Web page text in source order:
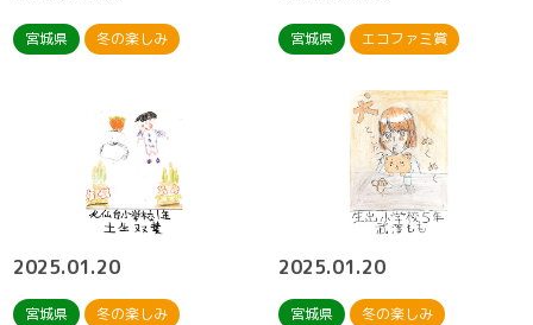
宮城県 冬の楽しみ 宮城県 エコファミ賞
2025.01.20
宮城県 冬の楽しみ
2025.01.20
宮城県 冬の楽しみ